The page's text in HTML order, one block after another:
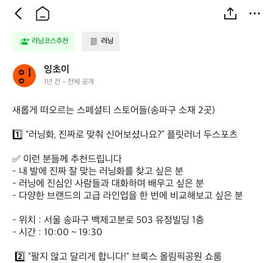
러닝코스추천 러닝
잉
초
잉초이
1년 전 전체 공개
새롭게 떠오르는 스페셜티 스토어들(송파구 소재 2곳)
1️⃣ "러닝화, 진짜로 맞춰 신어보셨나요?” 플릿러너 두스포츠
✅ 이런 분들께 추천드립니다
- 내 발에 진짜 잘 맞는 러닝화를 찾고 싶은 분
- 러닝에 진심인 사람들과 대화하며 배우고 싶은 분
- 다양한 브랜드의 고급 라인업을 한 번에 비교해보고 싶은 분
- 위치 : 서울 송파구 백제고분로 503 유정빌딩 1층
- 시간 : 10:00 ~ 19:30